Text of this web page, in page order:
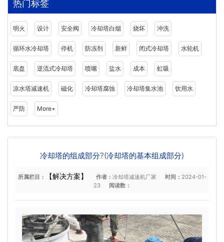
热门标签
明火 设计 安全阀 冷却塔白烟 烧坏 冲洗
循环水冷却塔 停机 防冻剂 新鲜 闭式冷却塔 水轮机
底盘 逆流式冷却塔 喷嘴 盐水 成本 虹吸
凉水塔减速机 磁化 冷却塔腐蚀 冷却塔集水池 饮用水
严防 More+
冷却塔的组成部分?(冷却塔的基本组成部分)
所属栏目： 【解决方案】 作者： 冷却塔减速机厂家 时间： 2024-01-
23
阅读数：